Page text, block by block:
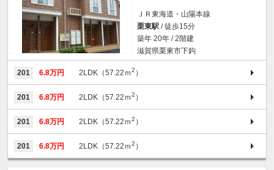
ＪＲ東海道・山陽本線
栗東駅 / 徒歩15分
築年 20年 / 2階建
滋賀県栗東市下鈎
201 6.8万円 2LDK（57.22ｍ2 ）
201 6.8万円 2LDK（57.22ｍ2 ）
201 6.8万円 2LDK（57.22ｍ2 ）
201 6.8万円 2LDK（57.22ｍ2 ）